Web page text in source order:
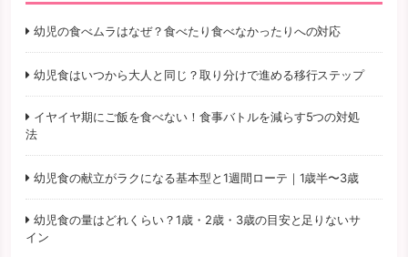
幼児の食べムラはなぜ？食べたり食べなかったりへの対応
幼児食はいつから大人と同じ？取り分けで進める移行ステップ
イヤイヤ期にご飯を食べない！食事バトルを減らす5つの対処
法
幼児食の献立がラクになる基本型と1週間ローテ｜1歳半〜3歳
幼児食の量はどれくらい？1歳・2歳・3歳の目安と足りないサ
イン